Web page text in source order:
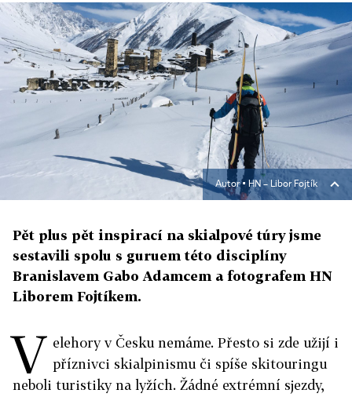
Autor ▪ HN – Libor Fojtík
Pět plus pět inspirací na skialpové túry jsme
sestavili spolu s guruem této disciplíny
Branislavem Gabo Adamcem a fotografem HN
Liborem Fojtíkem.
V elehory v Česku nemáme. Přesto si zde užijí i
příznivci skialpinismu či spíše skitouringu
neboli turistiky na lyžích. Žádné extrémní sjezdy,